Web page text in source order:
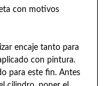
con motivos
encaje tanto para
con pintura.
para este fin. Antes